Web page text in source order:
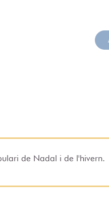
de Nadal i de l'hivern.